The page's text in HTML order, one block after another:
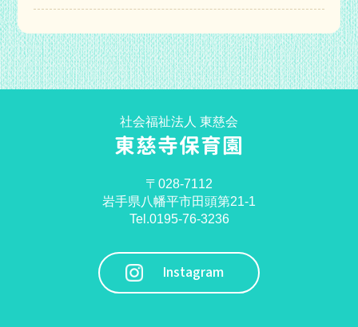
社会福祉法人 東慈会
東慈寺保育園
〒028-7112
岩手県八幡平市田頭第21-1
Tel.0195-76-3236
Instagram